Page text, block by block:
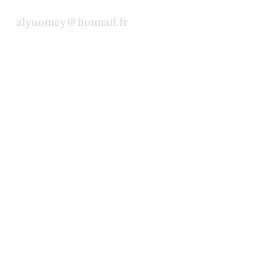
alynomey@hotmail.fr